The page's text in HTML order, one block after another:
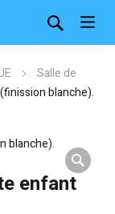
Salle de
blanche).
enfant